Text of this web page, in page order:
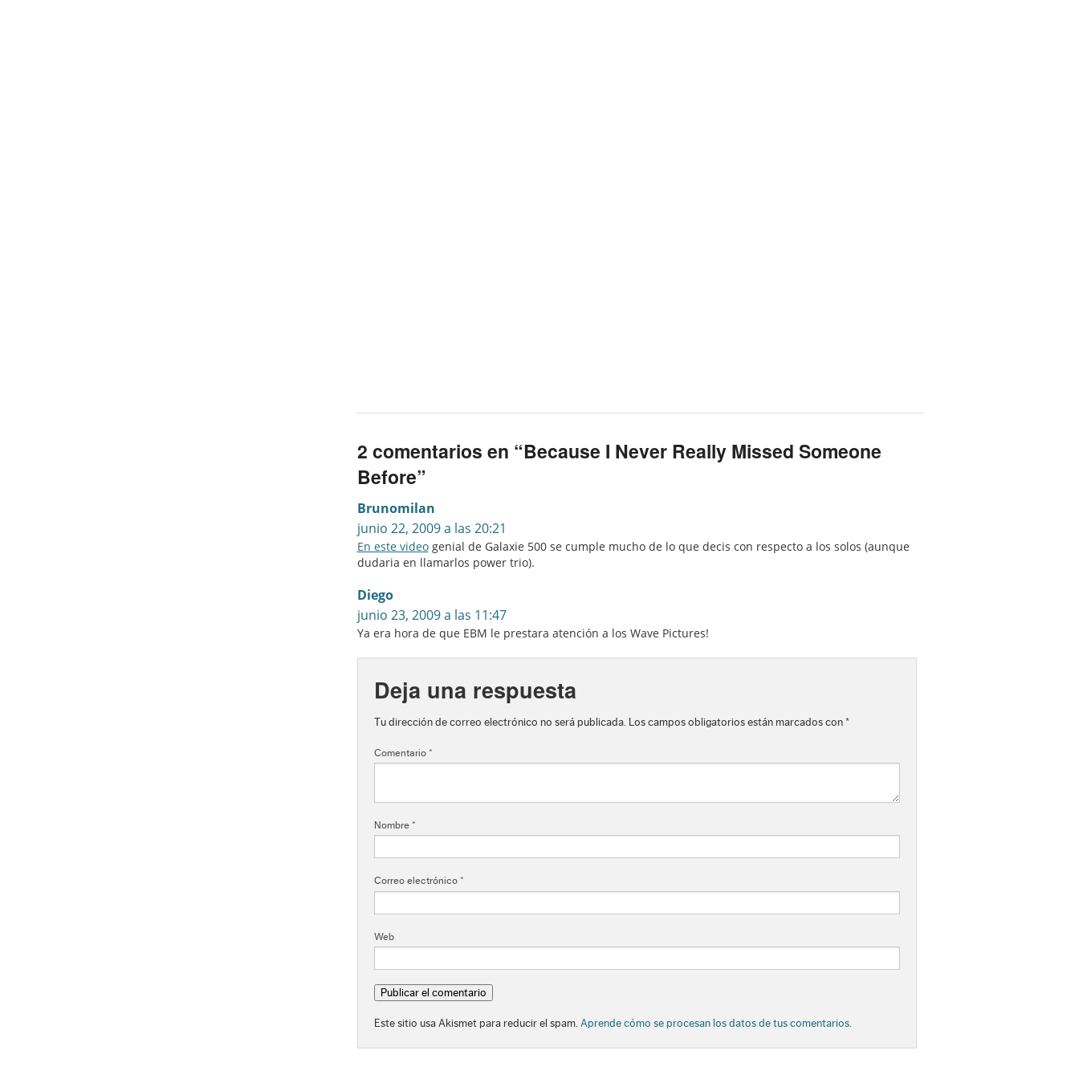
2 comentarios en “Because I Never Really Missed Someone
Before”
Brunomilan
junio 22, 2009 a las 20:21
En este videogenial de Galaxie 500 se cumple mucho de lo que decis con respecto a los solos (aunque
dudaria en llamarlos power trio).
Diego
junio 23, 2009 a las 11:47
Ya era hora de que EBM le prestara atención a los Wave Pictures!
Deja una respuesta
Tu dirección de correo electrónico no será publicada. Los campos obligatorios están marcados con *
Comentario *
Nombre *
Correo electrónico *
Web
Este sitio usa Akismet para reducir el spam. Aprende cómo se procesan los datos de tus comentarios.